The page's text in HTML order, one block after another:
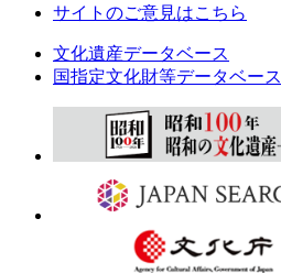
サイトのご意見はこちら
文化遺産データベース
国指定文化財等データベース